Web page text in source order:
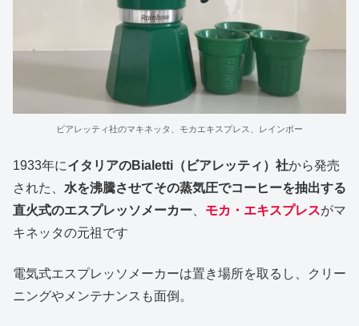
ビアレッティ社のマキネッタ、モカエキスプレス、レインボー
1933年にイタリアのBialetti（ビアレッティ）社から発売
された、 水を沸騰させてその蒸気圧でコーヒーを抽出する
直火式のエスプレッソメーカー
モカ・エキスプレスがマ
キネッタの元祖です
電気式エスプレッソメーカーは置き場所を取るし、クリー
ニングやメンテナンスも面倒。